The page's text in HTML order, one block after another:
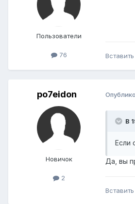
Пользователи
76
po7eidon
Новичок
2
В
Если
Да, вы